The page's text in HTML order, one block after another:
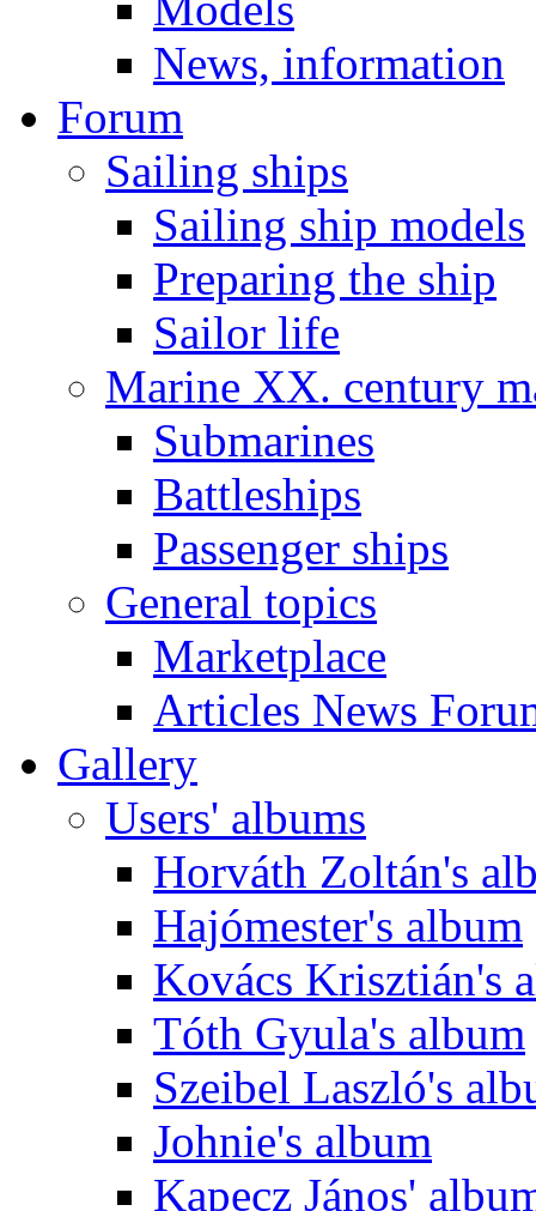
News, information
Forum
Sailing ships
Sailing ship models
Preparing the ship
Sailor life
Marine XX. century
Submarines
Battleships
Passenger ships
General topics
Marketplace
Articles News
Gallery
Users' albums
Horváth Zoltán's
Hajómester's album
Kovács Krisztián's
Tóth Gyula's album
Szeibel Laszló's
Johnie's album
Kapecz János'